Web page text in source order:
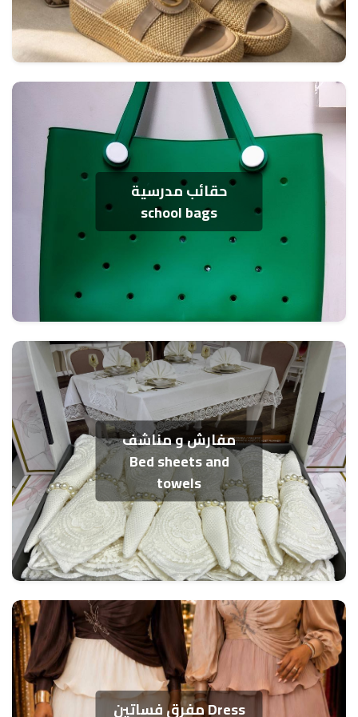
حقائب مدرسية
school bags
مفارش و مناشف
Bed sheets and
towels
مفرق فساتين Dress